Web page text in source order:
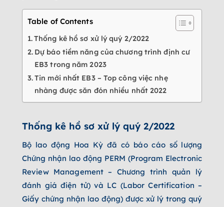
Table of Contents
Thống kê hồ sơ xử lý quý 2/2022
Dự báo tiềm năng của chương trình định cư
EB3 trong năm 2023
Tin mới nhất EB3 – Top công việc nhẹ
nhàng được săn đón nhiều nhất 2022
Thống kê hồ sơ xử lý quý 2/2022
Bộ lao động Hoa Kỳ đã có báo cáo số lượng
Chứng nhận lao động PERM (Program Electronic
Review Management – Chương trình quản lý
đánh giá điện tử) và LC (Labor Certification –
Giấy chứng nhận lao động) được xử lý trong quý